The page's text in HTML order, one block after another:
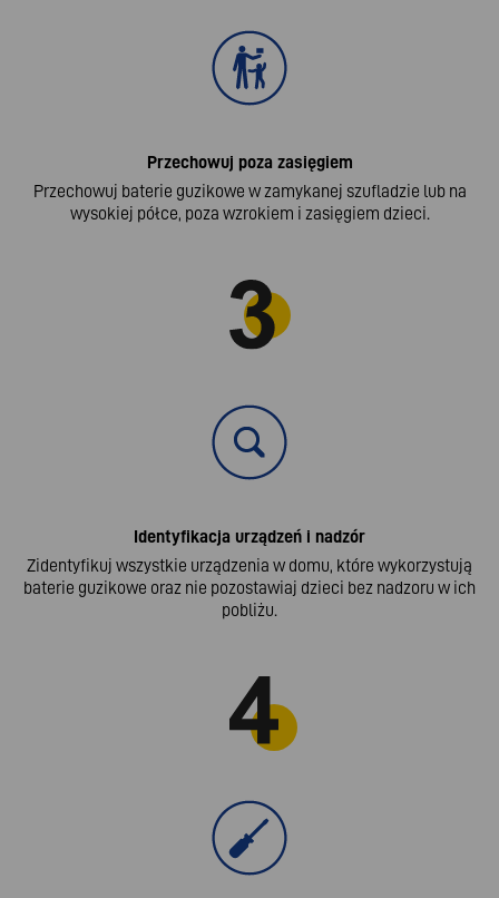
Przechowuj poza zasięgiem
Przechowuj baterie guzikowe w zamykanej szufladzie lub na
wysokiej półce, poza wzrokiem i zasięgiem dzieci.
Identyfikacja urządzeń i nadzór
Zidentyfikuj wszystkie urządzenia w domu, które wykorzystują
baterie guzikowe oraz nie pozostawiaj dzieci bez nadzoru w ich
pobliżu.